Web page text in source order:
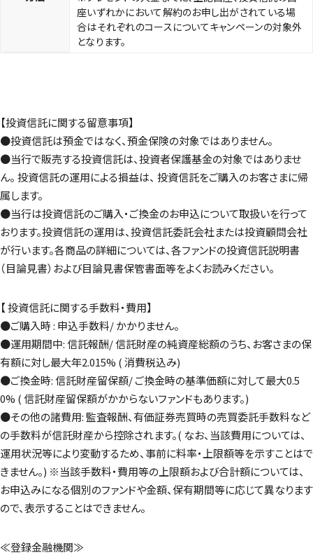
座いずれかにおいて解約のお申し出がされている場
合はそれぞれのコースについてキャンペーンの対象外
となります。
【投資信託に関する留意事項】
●投資信託は預金ではなく、預金保険の対象ではありません。
●当行で販売する投資信託は、投資者保護基金の対象ではありませ
ん。 投資信託の運用による損益は、 投資信託をご購入のお客さまに帰
属します。
●当行は投資信託のご購入・ご換金のお申込について取扱いを行って
おります。投資信託の運用は、投資信託委託会社または投資顧問会社
が行います。各商品の詳細については、各ファンドの投資信託説明書
（目論見書）および目論見書保管書面等をよくお読みください。
【 投資信託に関する手数料・費用】
●ご購入時 : 申込手数料/ かかりません。
●運用期間中: 信託報酬/ 信託財産の純資産総額のうち、お客さまの保
有額に対し最大年2.015% ( 消費税込み)
●ご換金時: 信託財産留保額/ ご換金時の基準価額に対して最大0.5
0% ( 信託財産留保額がかからないファンドもあります。)
●その他の諸費用: 監査報酬、有価証券売買時の売買委託手数料など
の手数料が信託財産から控除されます。( なお、当該費用については、
運用状況等により変動するため、事前に料率・上限額等を示すことはで
きません。) ※当該手数料・費用等の上限額および合計額については、
お申込みになる個別のファンドや金額、保有期間等に応じて異なります
ので、表示することはできません。
≪登録金融機関≫